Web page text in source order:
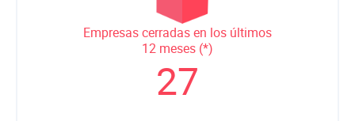
Empresas cerradas en los últimos
12 meses (*)
27